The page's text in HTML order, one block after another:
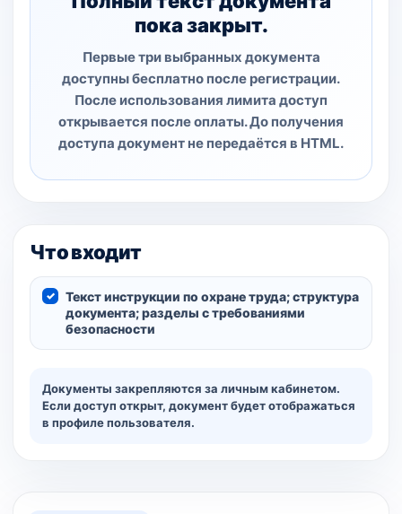
пока закрыт.
Первые три выбранных документа
доступны бесплатно после регистрации.
После использования лимита доступ
открывается после оплаты. До получения
доступа документ не передаётся в HTML.
Что входит
Текст инструкции по охране труда; структура
документа; разделы с требованиями
безопасности
Документы закрепляются за личным кабинетом.
Если доступ открыт, документ будет отображаться
в профиле пользователя.